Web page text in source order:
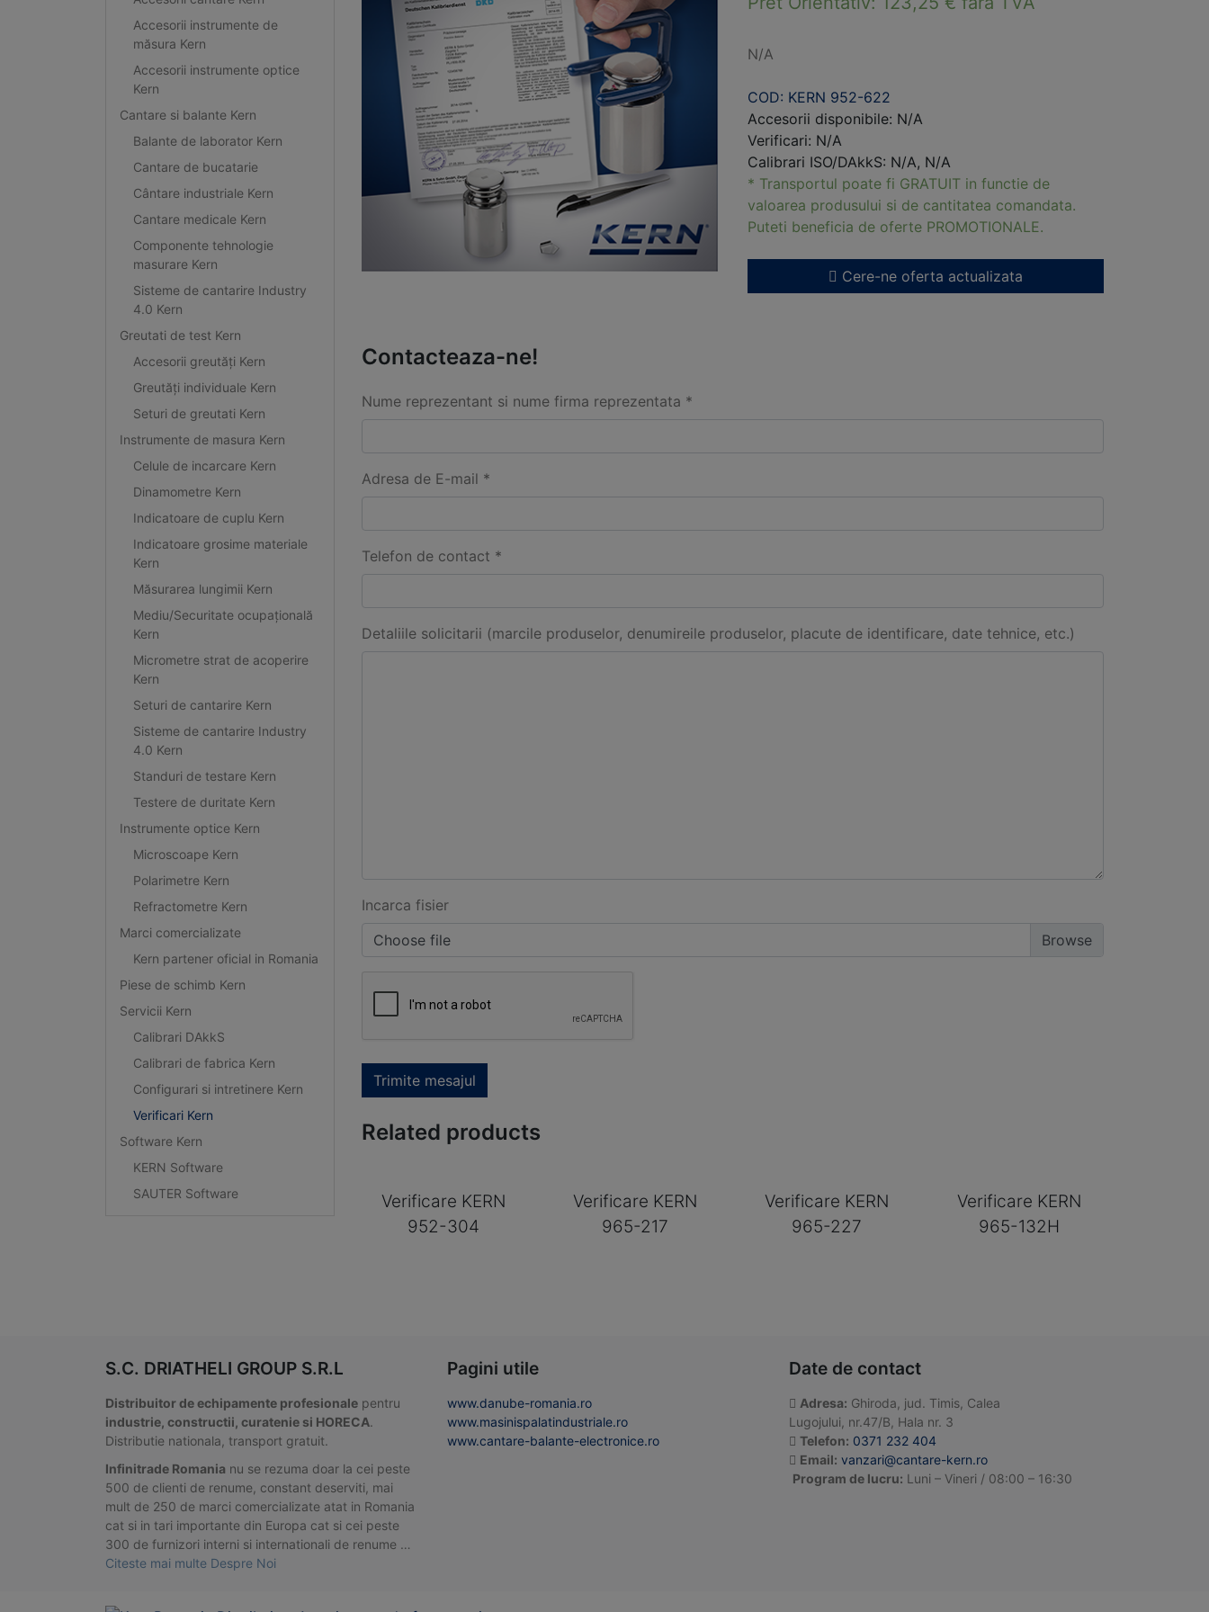
Accesorii instrumente de
măsura Kern
Accesorii instrumente optice
Kern
Cantare si balante Kern
Balante de laborator Kern
Cantare de bucatarie
Cântare industriale Kern
Cantare medicale Kern
Componente tehnologie
masurare Kern
Sisteme de cantarire Industry
4.0 Kern
Greutati de test Kern
Accesorii greutăți Kern
Greutăți individuale Kern
Seturi de greutati Kern
Instrumente de masura Kern
Celule de incarcare Kern
Dinamometre Kern
Indicatoare de cuplu Kern
Indicatoare grosime materiale
Kern
Măsurarea lungimii Kern
Mediu/Securitate ocupațională
Kern
Micrometre strat de acoperire
Kern
Seturi de cantarire Kern
Sisteme de cantarire Industry
4.0 Kern
Standuri de testare Kern
Testere de duritate Kern
Instrumente optice Kern
Microscoape Kern
Polarimetre Kern
Refractometre Kern
Marci comercializate
Kern partener oficial in Romania
Piese de schimb Kern
Servicii Kern
Calibrari DAkkS
Calibrari de fabrica Kern
Configurari si intretinere Kern
Verificari Kern
Software Kern
KERN Software
SAUTER Software
N/A
COD: KERN 952-622
Accesorii disponibile: N/A
Verificari: N/A
Calibrari ISO/DAkkS: N/A, N/A
* Transportul poate fi GRATUIT in functie de
valoarea produsului si de cantitatea comandata.
Puteti beneficia de oferte PROMOTIONALE.
Cere-ne oferta actualizata
Contacteaza-ne!
Nume reprezentant si nume firma reprezentata *
Adresa de E-mail *
Telefon de contact *
Detaliile solicitarii (marcile produselor, denumireile produselor, placute de identificare, date tehnice, etc.)
Incarca fisier
Choose file
Trimite mesajul
Related products
Verificare KERN
952-304
Verificare KERN
965-217
Verificare KERN
965-227
Verificare KERN
965-132H
S.C. DRIATHELI GROUP S.R.L
Distribuitor de echipamente profesionale pentru
industrie, constructii, curatenie si HORECA.
Distributie nationala, transport gratuit.
Infinitrade Romania nu se rezuma doar la cei peste
500 de clienti de renume, constant deserviti, mai
mult de 250 de marci comercializate atat in Romania
cat si in tari importante din Europa cat si cei peste
300 de furnizori interni si internationali de renume …
Citeste mai multe Despre Noi
Pagini utile
www.danube-romania.ro
www.masinispalatindustriale.ro
www.cantare-balante-electronice.ro
Date de contact
Adresa: Ghiroda, jud. Timis, Calea
Lugojului, nr.47/B, Hala nr. 3
Telefon: 0371 232 404
Email: vanzari@cantare-kern.ro
Program de lucru: Luni – Vineri / 08:00 – 16:30